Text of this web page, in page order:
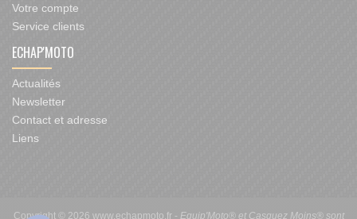
Votre compte
Service clients
ECHAP'MOTO
Actualités
Newsletter
Contact et adresse
Liens
Copyright © 2026 www.echapmoto.fr - Equip'Moto® et Casquez Moins® sont